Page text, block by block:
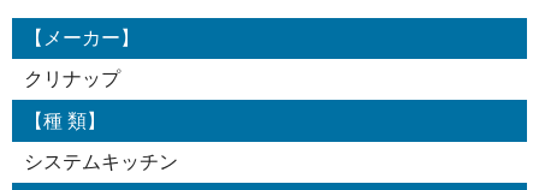
【メーカー】
クリナップ
【種 類】
システムキッチン